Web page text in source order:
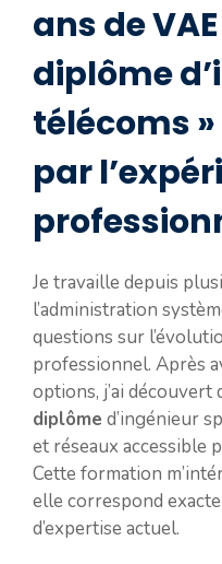
ans de
diplôme
télécoms
par
Je travaille depuis
l’administration
questions sur
professionnel. Après
options, j’ai découvert
diplôme d’ingénieur
et réseaux accessible
Cette formation
elle correspond
d’expertise actuel.